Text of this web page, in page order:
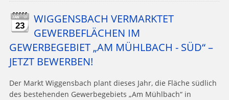
23
WIGGENSBACH VERMARKTET
GEWERBEFLÄCHEN IM
GEWERBEGEBIET „AM MÜHLBACH - SÜD“ –
JETZT BEWERBEN!
Der Markt Wiggensbach plant dieses Jahr, die Fläche südlich
des bestehenden Gewerbegebiets „Am Mühlbach“ in